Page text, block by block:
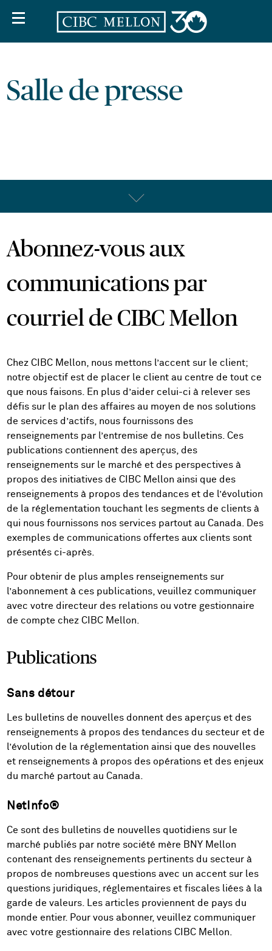
Salle de presse
Abonnez-vous aux
communications par
courriel de CIBC Mellon
Chez CIBC Mellon, nous mettons l’accent sur le client;
notre objectif est de placer le client au centre de tout ce
que nous faisons. En plus d’aider celui-ci à relever ses
défis sur le plan des affaires au moyen de nos solutions
de services d’actifs, nous fournissons des
renseignements par l’entremise de nos bulletins. Ces
publications contiennent des aperçus, des
renseignements sur le marché et des perspectives à
propos des initiatives de CIBC Mellon ainsi que des
renseignements à propos des tendances et de l’évolution
de la réglementation touchant les segments de clients à
qui nous fournissons nos services partout au Canada. Des
exemples de communications offertes aux clients sont
présentés ci-après.
Pour obtenir de plus amples renseignements sur
l’abonnement à ces publications, veuillez communiquer
avec votre directeur des relations ou votre gestionnaire
de compte chez CIBC Mellon.
Publications
Sans détour
Les bulletins de nouvelles donnent des aperçus et des
renseignements à propos des tendances du secteur et de
l’évolution de la réglementation ainsi que des nouvelles
et renseignements à propos des opérations et des enjeux
du marché partout au Canada.
NetInfo®
Ce sont des bulletins de nouvelles quotidiens sur le
marché publiés par notre société mère BNY Mellon
contenant des renseignements pertinents du secteur à
propos de nombreuses questions avec un accent sur les
questions juridiques, réglementaires et fiscales liées à la
garde de valeurs. Les articles proviennent de pays du
monde entier. Pour vous abonner, veuillez communiquer
avec votre gestionnaire des relations CIBC Mellon.